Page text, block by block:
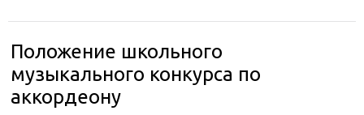
Положение школьного
музыкального конкурса по
аккордеону